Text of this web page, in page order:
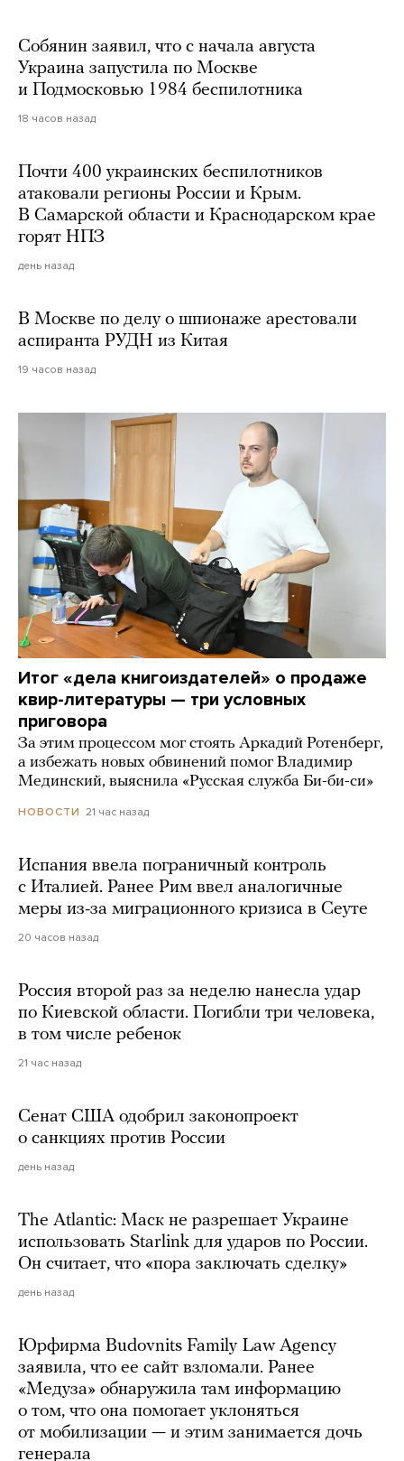
Собянин заявил, что с начала августа
Украина запустила по Москве
и Подмосковью 1984 беспилотника
18 часов назад
Почти 400 украинских беспилотников
атаковали регионы России и Крым.
В Самарской области и Краснодарском крае
горят НПЗ
день назад
В Москве по делу о шпионаже арестовали
аспиранта РУДН из Китая
19 часов назад
Итог «дела книгоиздателей» о продаже
квир-литературы — три условных
приговора
За этим процессом мог стоять Аркадий Ротенберг,
а избежать новых обвинений помог Владимир
Мединский, выяснила «Русская служба Би-би-си»
НОВОСТИ 21 час назад
Испания ввела пограничный контроль
с Италией. Ранее Рим ввел аналогичные
меры из-за миграционного кризиса в Сеуте
20 часов назад
Россия второй раз за неделю нанесла удар
по Киевской области. Погибли три человека,
в том числе ребенок
21 час назад
Сенат США одобрил законопроект
о санкциях против России
день назад
The Atlantic: Маск не разрешает Украине
использовать Starlink для ударов по России.
Он считает, что «пора заключать сделку»
день назад
Юрфирма Budovnits Family Law Agency
заявила, что ее сайт взломали. Ранее
«Медуза» обнаружила там информацию
о том, что она помогает уклоняться
от мобилизации — и этим занимается дочь
генерала